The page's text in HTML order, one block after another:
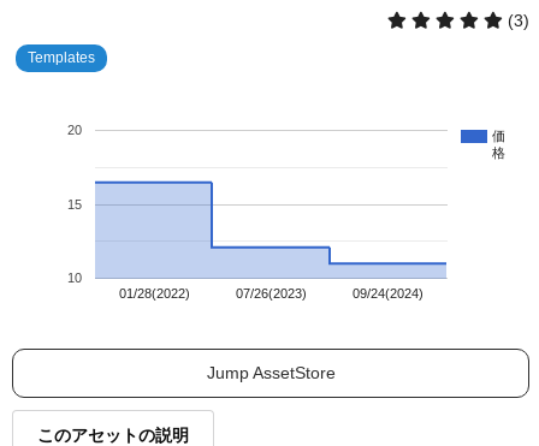
(3)
Templates
価
格
01/28(2022) 07/26(2023) 09/24(2024)
10
15
20
Jump AssetStore
このアセットの説明